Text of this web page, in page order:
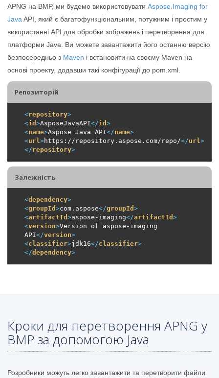
APNG на BMP, ми будемо використовувати Aspose.Imaging for
Java API, який є багатофункціональним, потужним і простим у
використанні API для обробки зображень і перетворення для
платформи Java. Ви можете завантажити його останню версію
безпосередньо з Maven і встановити на своєму Maven на
основі проекту, додавши такі конфігурації до pom.xml.
Репозиторiй
<repository>
<id >AsposeJavaAPI</id >
<name>Aspose Java API</name>
<url >https://repository.aspose.com/repo/</url >
</repository>
Залежність
<dependency>
<groupId >com.aspose</groupId >
<artifactId >aspose-imaging</artifactId >
<version>Version of aspose-imaging
API</version>
<classifier>jdk16</classifier>
</dependency>
Кроки для перетворення APNG у
BMP за допомогою Java
Розробники можуть легко завантажити та перетворити файли